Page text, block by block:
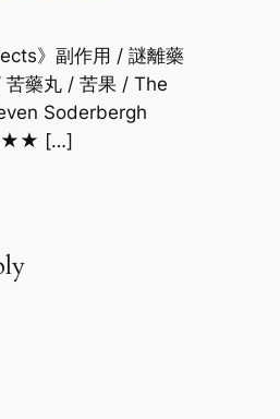
》副作用 / 謎離藥
藥丸 / 苦果 / The
Soderbergh
[…]